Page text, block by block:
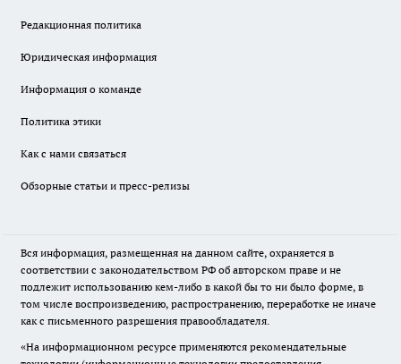
Редакционная политика
Юридическая информация
Информация о команде
Политика этики
Как с нами связаться
Обзорные статьи и пресс-релизы
Вся информация, размещенная на данном сайте, охраняется в
соответствии с законодательством РФ об авторском праве и не
подлежит использованию кем-либо в какой бы то ни было форме, в
том числе воспроизведению, распространению, переработке не иначе
как с письменного разрешения правообладателя.
«На информационном ресурсе применяются рекомендательные